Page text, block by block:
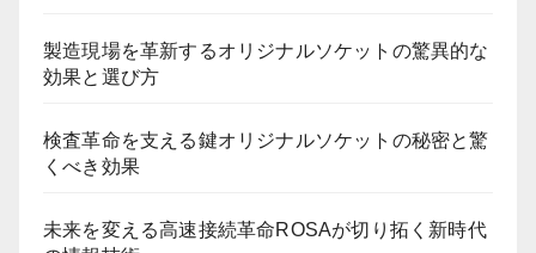
製造現場を革新するオリジナルソケットの驚異的な
効果と選び方
検査革命を支える鍵オリジナルソケットの秘密と驚
くべき効果
未来を変える高速接続革命ROSAが切り拓く新時代